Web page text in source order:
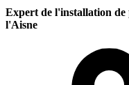
Expert de l'installation de
l'Aisne